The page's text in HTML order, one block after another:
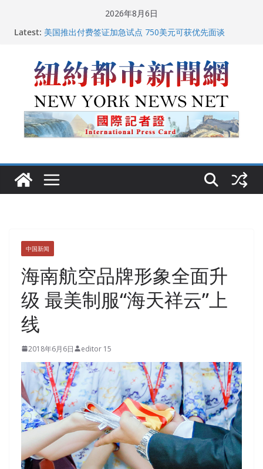
2026年8月6日
Latest: 美国推出付费签证加急试点 750美元可获优先面谈
人！
FBI联合纽约警方突袭多名警界高层住所 涉纽约警察局腐
败刑事调查
中国驻美国大使谢锋邀请美国老教师罗纳德·萨科尔斯基
再次访华
中国新闻
海南航空品牌形象全面升
级 最美制服“海天祥云”上
线
2018年6月6日 editor 15